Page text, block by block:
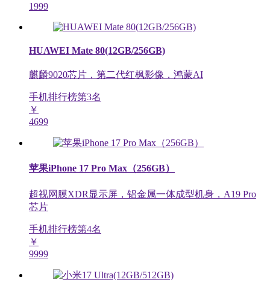
1999
HUAWEI Mate 80(12GB/256GB)
麒麟9020芯片，第二代红枫影像，鸿蒙AI
手机排行榜第3名
￥
4699
苹果iPhone 17 Pro Max（256GB）
超视网膜XDR显示屏，铝金属一体成型机身，A19 Pro
芯片
手机排行榜第4名
￥
9999